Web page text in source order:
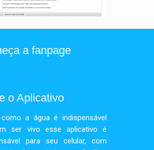
a fanpage
o Aplicativo
a água é indispensável
ser vivo esse aplicativo é
para seu celular, com